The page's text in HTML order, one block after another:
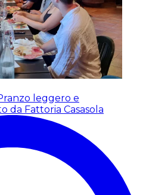
leggero e
da Fattoria Casasola